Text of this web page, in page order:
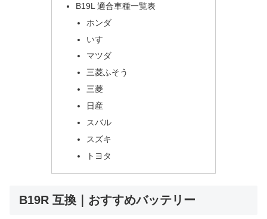
B19L 適合車種一覧表
ホンダ
いすゞ
マツダ
三菱ふそう
三菱
日産
スバル
スズキ
トヨタ
B19R 互換｜おすすめバッテリー